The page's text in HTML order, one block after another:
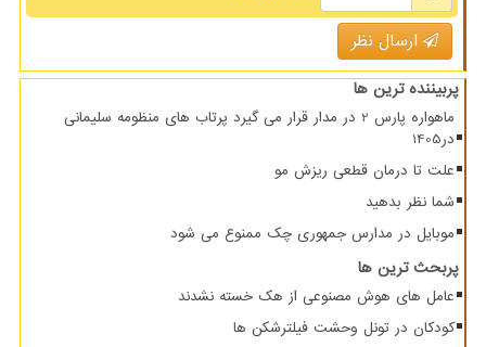
ارسال نظر
پربیننده ترین ها
ماهواره پارس 2 در مدار قرار می گیرد پرتاب های منظومه سلیمانی
در1405
علت تا درمان قطعی ریزش مو
شما نظر بدهید
موبایل در مدارس جمهوری چک ممنوع می شود
پربحث ترین ها
عامل های هوش مصنوعی از هک خسته نشدند
کودکان در تونل وحشت فیلترشکن ها